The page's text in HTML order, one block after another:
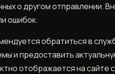
о другом отправлении.
ошибок.
обратиться в
и предоставить
отображается на сайте